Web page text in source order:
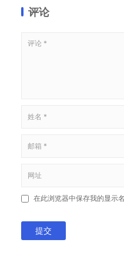
评论
在此浏览器中保存我的显示
提交